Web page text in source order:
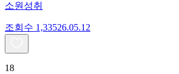
소원성취
조회수 1,33526.05.12
18